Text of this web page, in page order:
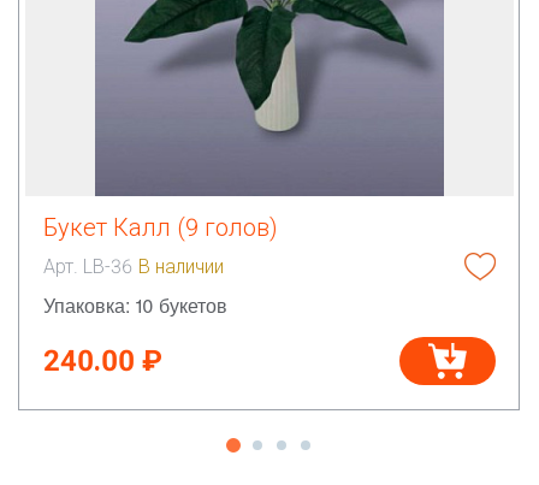
Букет Калл (9 голов)
Арт. LB-36 В наличии
Упаковка: 10 букетов
240.00 ₽